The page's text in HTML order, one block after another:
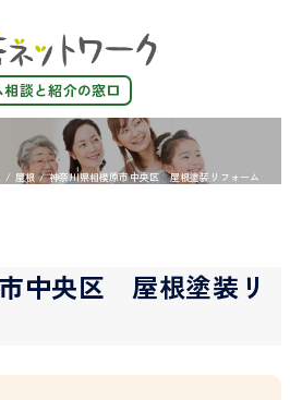
相談と紹介の窓口
屋根 神奈川県相模原市中央区 屋根塗装リフォーム
中央区 屋根塗装リ